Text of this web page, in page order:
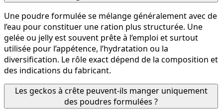
Une poudre formulée se mélange généralement avec de
l’eau pour constituer une ration plus structurée. Une
gelée ou jelly est souvent prête à l’emploi et surtout
utilisée pour l’appétence, l’hydratation ou la
diversification. Le rôle exact dépend de la composition et
des indications du fabricant.
Les geckos à crête peuvent-ils manger uniquement
des poudres formulées ?